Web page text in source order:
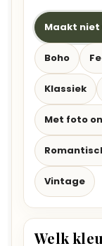
Maakt niet
Boho
Klassiek
Met foto
Vintage
Welk